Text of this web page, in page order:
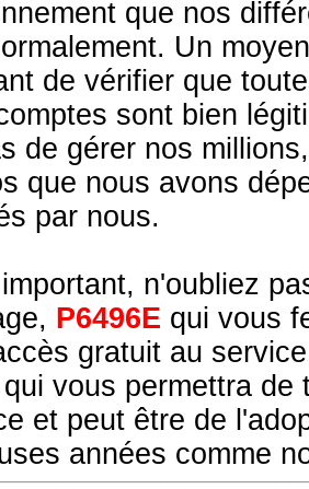
que nos
Un
de vérifier que
sont bien
de gérer nos
que nous avons
par nous.
n'oubliez
P6496E qui vous
gratuit au
vous permettra de
et peut être de
années comme